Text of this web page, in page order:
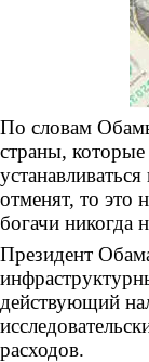
По словам
страны, которые
отменят, то это
богачи никогда
Президент
действующий
расходов.